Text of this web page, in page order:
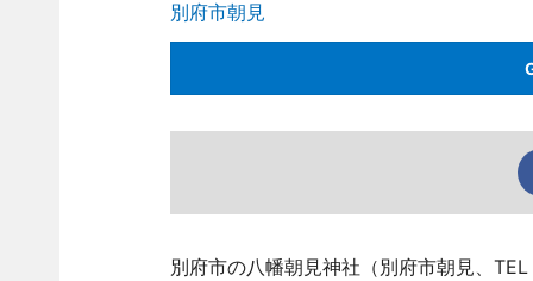
別府市朝見
別府市の八幡朝見神社（別府市朝見、